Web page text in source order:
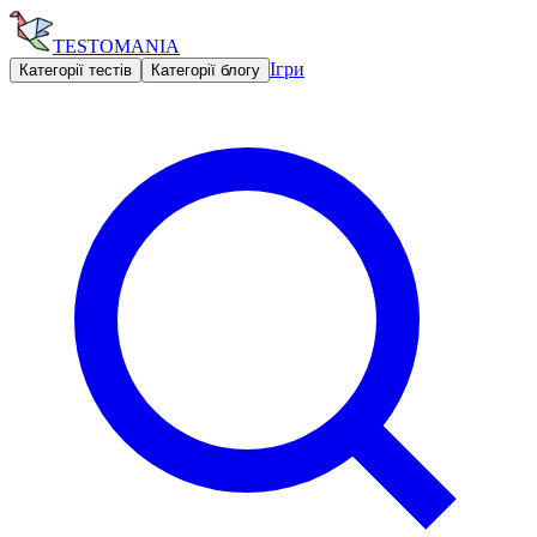
TESTOMANIA
Категорії тестів Категорії блогу Ігри